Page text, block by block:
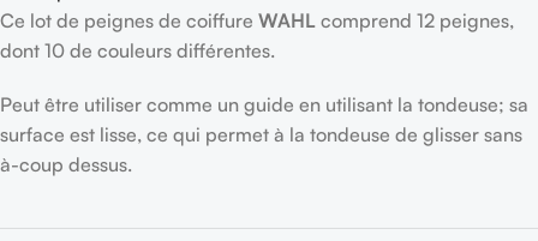
Ce lot de peignes de coiffure WAHL comprend 12 peignes,
dont 10 de couleurs différentes.
Peut être utiliser comme un guide en utilisant la tondeuse; sa
surface est lisse, ce qui permet à la tondeuse de glisser sans
à-coup dessus.